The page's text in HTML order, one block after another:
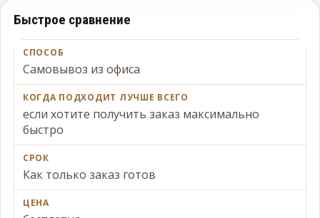
Быстрое сравнение
Самовывоз из офиса
если хотите получить заказ максимально
быстро
Как только заказ готов